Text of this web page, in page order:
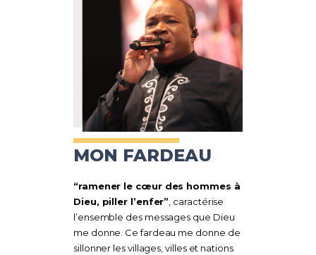
MON FARDEAU
“ramener le cœur des hommes à
Dieu, piller l’enfer”, caractérise
l’ensemble des messages que Dieu
me donne. Ce fardeau me donne de
sillonner les villages, villes et nations